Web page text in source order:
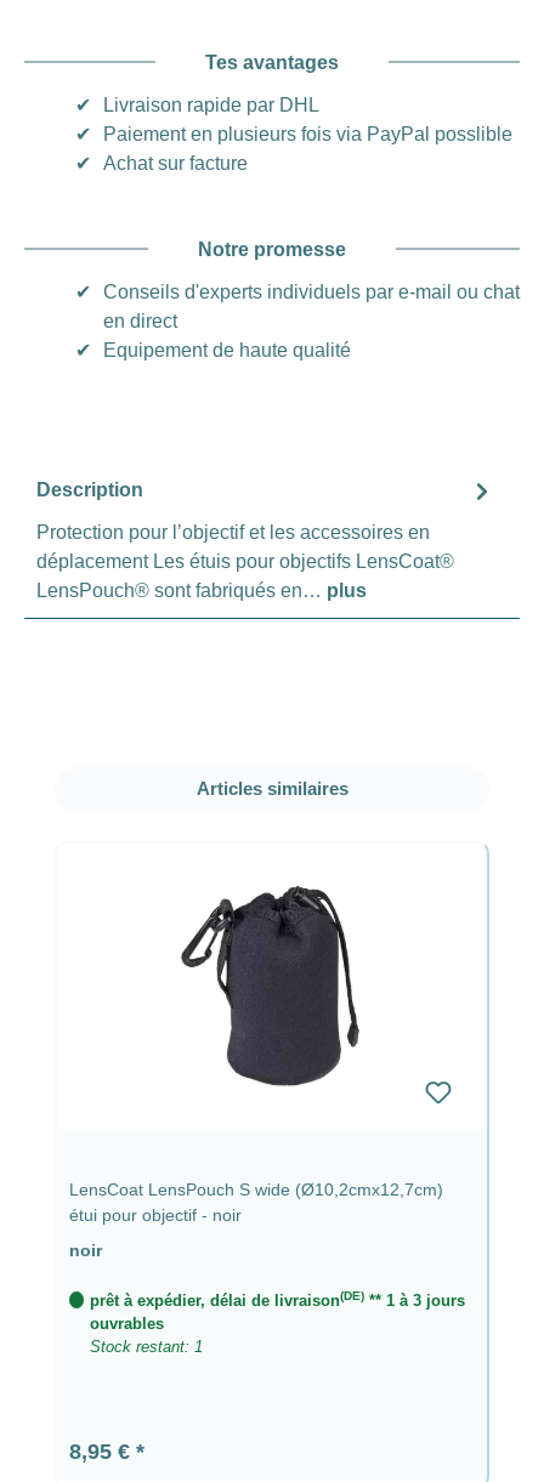
Tes avantages
✔
Livraison rapide par DHL
✔
Paiement en plusieurs fois via PayPal posslible
✔
Achat sur facture
Notre promesse
✔
Conseils d'experts individuels par e-mail ou chat
en direct
✔
Equipement de haute qualité
Description
Protection pour l’objectif et les accessoires en
déplacement Les étuis pour objectifs LensCoat®
LensPouch® sont fabriqués en… plus
Ignorer la galerie de produits
Articles similaires
LensCoat LensPouch S wide (Ø10,2cmx12,7cm)
étui pour objectif - noir
noir
prêt à expédier, délai de livraison(DE)** 1 à 3 jours
ouvrables
Stock restant: 1
Prix régulier :
8,95 €